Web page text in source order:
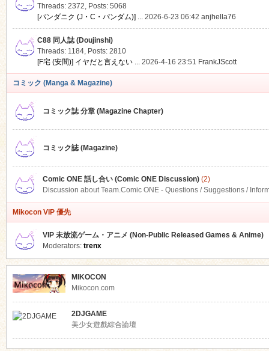
Threads: 2372, Posts: 5068
[パンダニク (J・C・パンダム)] ... 2026-6-23 06:42 anjhella76
C88 同人誌 (Doujinshi)
Threads: 1184, Posts: 2810
[F宅 (安間)] イヤだと言えない ... 2026-4-16 23:51 FrankJScott
コミック (Manga & Magazine)
コミック誌 分章 (Magazine Chapter)
コミック誌 (Magazine)
Comic ONE 話し合い (Comic ONE Discussion)(2)
Discussion about Team.Comic ONE - Questions / Suggestions /
Mikocon VIP 優先
VIP 未放流ゲーム・アニメ (Non-Public Released Games & Anime)
Moderators: trenx
MIKOCON
Mikocon.com
2DJGAME
美少女遊戲綜合論壇